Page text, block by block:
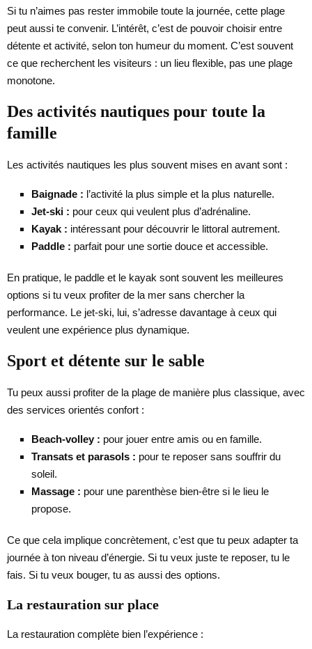
Si tu n’aimes pas rester immobile toute la journée, cette plage
peut aussi te convenir. L’intérêt, c’est de pouvoir choisir entre
détente et activité, selon ton humeur du moment. C’est souvent
ce que recherchent les visiteurs : un lieu flexible, pas une plage
monotone.
Des activités nautiques pour toute la
famille
Les activités nautiques les plus souvent mises en avant sont :
Baignade : l’activité la plus simple et la plus naturelle.
Jet-ski : pour ceux qui veulent plus d’adrénaline.
Kayak : intéressant pour découvrir le littoral autrement.
Paddle : parfait pour une sortie douce et accessible.
En pratique, le paddle et le kayak sont souvent les meilleures
options si tu veux profiter de la mer sans chercher la
performance. Le jet-ski, lui, s’adresse davantage à ceux qui
veulent une expérience plus dynamique.
Sport et détente sur le sable
Tu peux aussi profiter de la plage de manière plus classique, avec
des services orientés confort :
Beach-volley : pour jouer entre amis ou en famille.
Transats et parasols : pour te reposer sans souffrir du
soleil.
Massage : pour une parenthèse bien-être si le lieu le
propose.
Ce que cela implique concrètement, c’est que tu peux adapter ta
journée à ton niveau d’énergie. Si tu veux juste te reposer, tu le
fais. Si tu veux bouger, tu as aussi des options.
La restauration sur place
La restauration complète bien l’expérience :